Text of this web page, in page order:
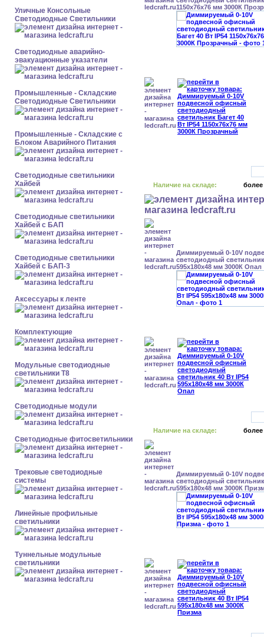
Уличные Консольные
Светодиодные Светильники
Светодиодные аварийно-
эвакуационные указатели
Промышленные - Складские
Светодиодные Светильники
Промышленные - Складские с
Блоком Аварийного Питания
Светодиодные светильники
Хайбей
Светодиодные светильники
Хайбей с БАП
Светодиодные светильники
Хайбей с БАП-3
Аксессуары к ленте
Комплектующие
Модульные светодиодные
светильники Т8
Светодиодные модули
Светодиодные фитосветильники
Трековые светодиодные
системы
Линейные профильные
светильники
Туннельные модульные
светильники
1150x76x76 мм 3000К
Наличие на складе: более
Диммируемый 0-10V
светодиодный
595x180x48 мм 3000К Опал
Наличие на складе: более
Диммируемый 0-10V
светодиодный
595x180x48 мм 3000К